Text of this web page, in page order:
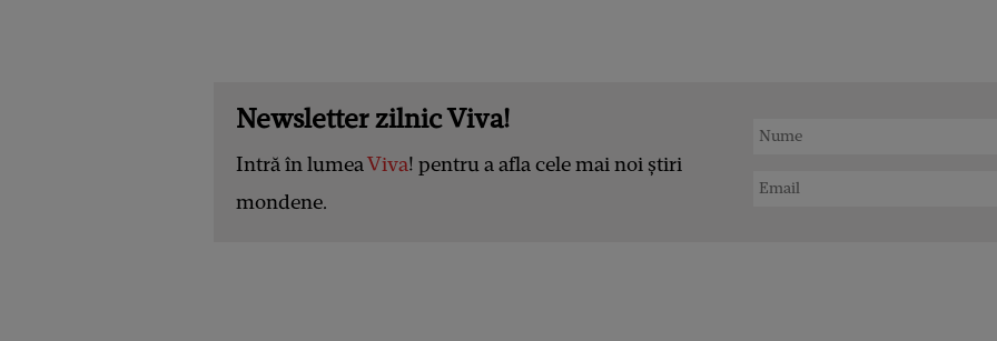
Newsletter zilnic Viva!
Intră în lumeaViva! pentru a afla cele mai noi știri
mondene.